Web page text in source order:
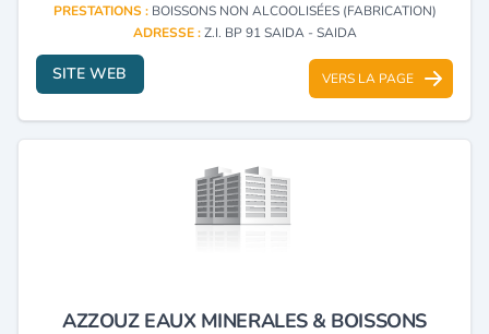
PRESTATIONS : BOISSONS NON ALCOOLISÉES (FABRICATION)
ADRESSE :Z.I. BP 91 SAIDA - SAIDA
SITE WEB VERS LA PAGE
AZZOUZ EAUX MINERALES & BOISSONS